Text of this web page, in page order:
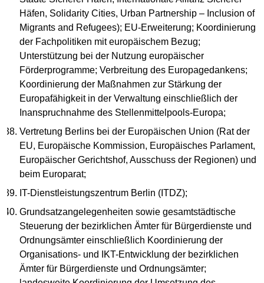
Häfen, Solidarity Cities, Urban Partnership – Inclusion of
Migrants and Refugees); EU-Erweiterung; Koordinierung
der Fachpolitiken mit europäischem Bezug;
Unterstützung bei der Nutzung europäischer
Förderprogramme; Verbreitung des Europagedankens;
Koordinierung der Maßnahmen zur Stärkung der
Europafähigkeit in der Verwaltung einschließlich der
Inanspruchnahme des Stellenmittelpools-Europa;
Vertretung Berlins bei der Europäischen Union (Rat der
EU, Europäische Kommission, Europäisches Parlament,
Europäischer Gerichtshof, Ausschuss der Regionen) und
beim Europarat;
IT-Dienstleistungszentrum Berlin (ITDZ);
Grundsatzangelegenheiten sowie gesamtstädtische
Steuerung der bezirklichen Ämter für Bürgerdienste und
Ordnungsämter einschließlich Koordinierung der
Organisations- und IKT-Entwicklung der bezirklichen
Ämter für Bürgerdienste und Ordnungsämter;